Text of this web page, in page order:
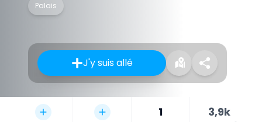
Palais
J'y suis allé
1 3,9k